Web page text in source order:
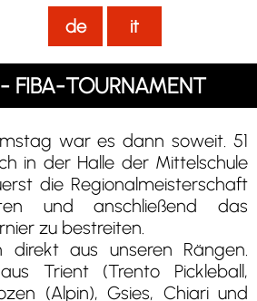
it
de
FIBA-TOURNAMENT
war es dann soweit. 51
in der Halle der Mittelschule
die Regionalmeisterschaft
und anschließend das
zu bestreiten.
direkt aus unseren Rängen.
Trient (Trento Pickleball,
(Alpin), Gsies, Chiari und